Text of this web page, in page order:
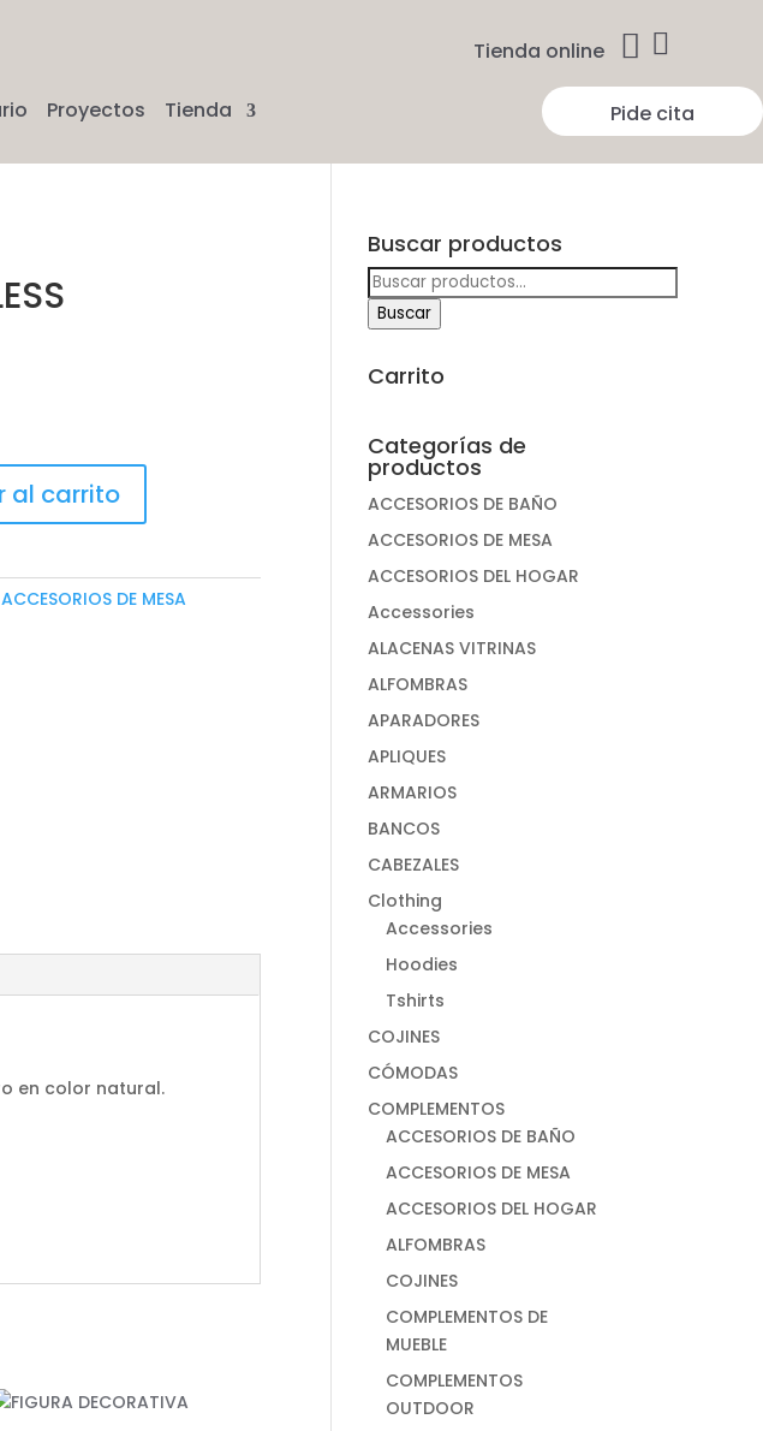
Tienda online  
Proyectos Tienda Pide cita
al carrito
ACCESORIOS DE MESA
en color natural.
Buscar productos
Buscar
por:
Buscar
Carrito
Categorías de
productos
ACCESORIOS DE BAÑO
ACCESORIOS DE MESA
ACCESORIOS DEL HOGAR
Accessories
ALACENAS VITRINAS
ALFOMBRAS
APARADORES
APLIQUES
ARMARIOS
BANCOS
CABEZALES
Clothing
Accessories
Hoodies
Tshirts
COJINES
CÓMODAS
COMPLEMENTOS
ACCESORIOS DE BAÑO
ACCESORIOS DE MESA
ACCESORIOS DEL HOGAR
ALFOMBRAS
COJINES
COMPLEMENTOS DE
MUEBLE
COMPLEMENTOS
OUTDOOR